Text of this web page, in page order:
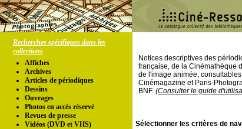
Recherches spécifiques dans les
collections
Affiches
Archives
Articles de périodiques
Dessins
Ouvrages
Photos en accés réservé
Revues de presse
Vidéos (DVD et VHS)
Notices descriptives des
française, de la Cinémathèque
de l'image animée,
Cinémagazine et Paris-
BNF. (Consulter le guide
Sélectionner les critères de